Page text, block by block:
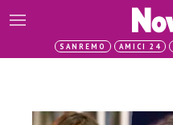
SANREMO AMICI 24